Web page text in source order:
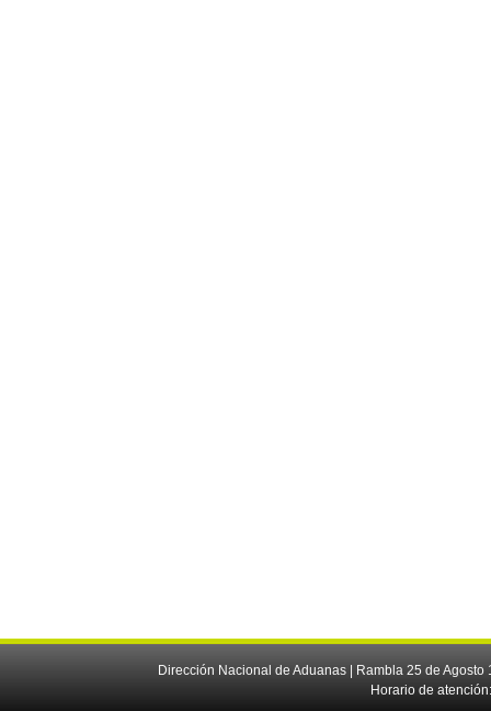
Dirección Nacional de Aduanas | Rambla 25 de
Horario de